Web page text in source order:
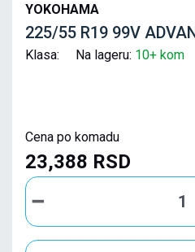
YOKOHAMA
225/55 R19 99V
Klasa: Na lageru: 10+ kom
Cena po komadu
23,388 RSD